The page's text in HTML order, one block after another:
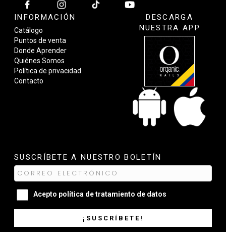
INFORMACIÓN
Catálogo
Puntos de venta
Donde Aprender
Quiénes Somos
Política de privacidad
Contacto
DESCARGA
NUESTRA APP
SUSCRÍBETE A NUESTRO BOLETÍN
Acepto política de tratamiento de datos
¡SUSCRÍBETE!